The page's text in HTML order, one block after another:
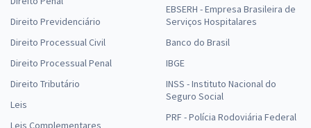
Direito Previdenciário
Direito Processual Civil
Direito Processual Penal
Direito Tributário
Leis
Leis Complementares
EBSERH - Empresa Brasileira de
Serviços Hospitalares
Banco do Brasil
IBGE
INSS - Instituto Nacional do
Seguro Social
PRF - Polícia Rodoviária Federal